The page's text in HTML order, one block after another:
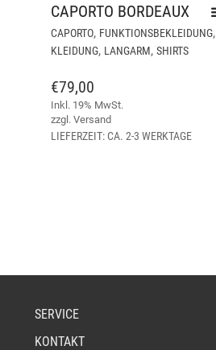
VARIANTEN
CAPORTO BORDEAUX
CAPORTO, FUNKTIONSBEKLEIDUNG,
KLEIDUNG, LANGARM, SHIRTS
€79,00
Inkl. 19% MwSt.
zzgl. Versand
LIEFERZEIT: CA. 2-3 WERKTAGE
SERVICE
KONTAKT